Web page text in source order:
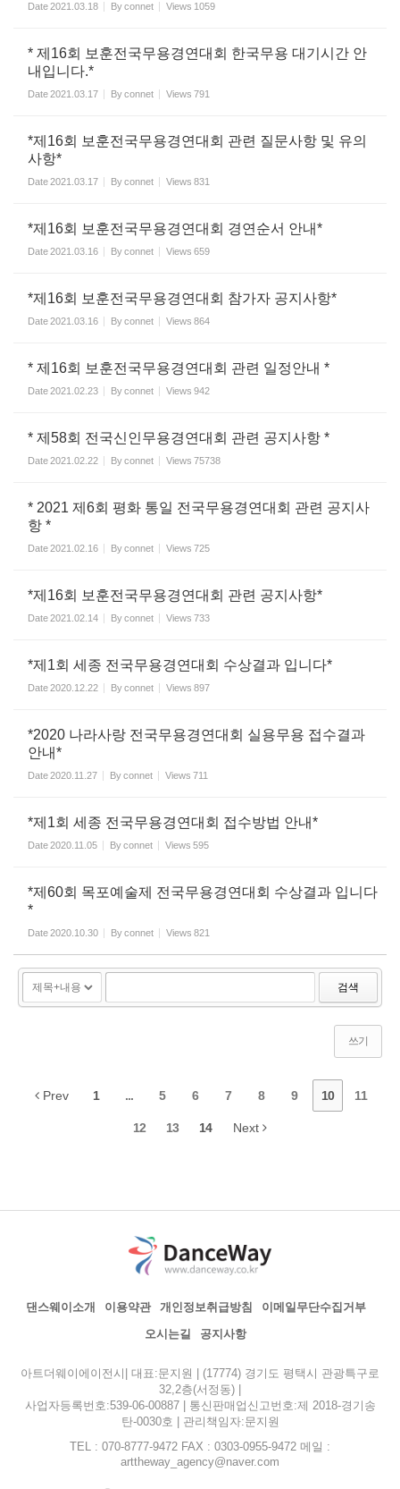
Date2021.03.18 Byconnet Views 1059
* 제16회 보훈전국무용경연대회 한국무용 대기시간 안
내입니다.*
Date2021.03.17 Byconnet Views 791
*제16회 보훈전국무용경연대회 관련 질문사항 및 유의
사항*
Date2021.03.17 Byconnet Views 831
*제16회 보훈전국무용경연대회 경연순서 안내*
Date2021.03.16 Byconnet Views 659
*제16회 보훈전국무용경연대회 참가자 공지사항*
Date2021.03.16 Byconnet Views 864
* 제16회 보훈전국무용경연대회 관련 일정안내 *
Date2021.02.23 Byconnet Views 942
* 제58회 전국신인무용경연대회 관련 공지사항 *
Date2021.02.22 Byconnet Views 75738
* 2021 제6회 평화 통일 전국무용경연대회 관련 공지사
항 *
Date2021.02.16 Byconnet Views 725
*제16회 보훈전국무용경연대회 관련 공지사항*
Date2021.02.14 Byconnet Views 733
*제1회 세종 전국무용경연대회 수상결과 입니다*
Date2020.12.22 Byconnet Views 897
*2020 나라사랑 전국무용경연대회 실용무용 접수결과
안내*
Date2020.11.27 Byconnet Views 711
*제1회 세종 전국무용경연대회 접수방법 안내*
Date2020.11.05 Byconnet Views 595
*제60회 목포예술제 전국무용경연대회 수상결과 입니다
*
Date2020.10.30 Byconnet Views 821
검색
쓰기
Prev 1 ... 5 6 7 8 9 10 11
12 13 14 Next
댄스웨이소개 이용약관 개인정보취급방침
이메일무단수집거부
오시는길
공지사항
아트더웨이에이전시| 대표:문지원 | (17774) 경기도 평택시 관광특구로
32,2층(서정동) |
사업자등록번호:539-06-00887 | 통신판매업신고번호:제 2018-경기송
탄-0030호 | 관리책임자:문지원
TEL : 070-8777-9472 FAX : 0303-0955-9472 메일 :
arttheway_agency@naver.com